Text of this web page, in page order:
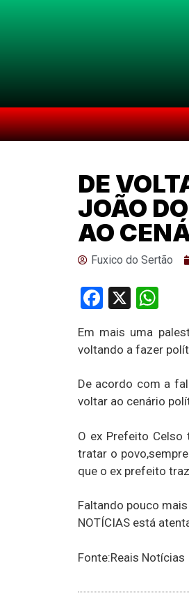
DE
JOÃO
AO
Fuxico do Sertão
Facebook
X
Em mais uma
voltando a fazer
De acordo com a
voltar ao cenário
O ex Prefeito
tratar o
que o ex prefeito
Faltando pouco
NOTÍCIAS está
Fonte:Reais Notícias